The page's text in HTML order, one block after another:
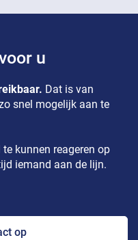
u
Dat is van
snel mogelijk aan te
kunnen reageren op
iemand aan de lijn.
op